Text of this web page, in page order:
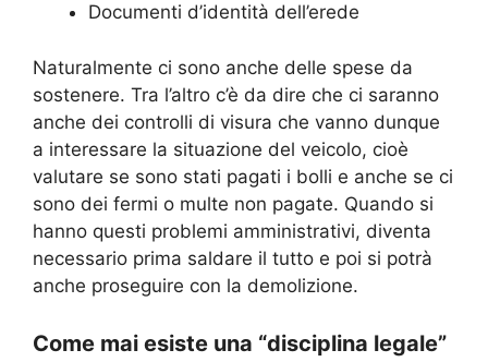
Documenti d’identità dell’erede
Naturalmente ci sono anche delle spese da
sostenere. Tra l’altro c’è da dire che ci saranno
anche dei controlli di visura che vanno dunque
a interessare la situazione del veicolo, cioè
valutare se sono stati pagati i bolli e anche se ci
sono dei fermi o multe non pagate. Quando si
hanno questi problemi amministrativi, diventa
necessario prima saldare il tutto e poi si potrà
anche proseguire con la demolizione.
Come mai esiste una “disciplina legale”